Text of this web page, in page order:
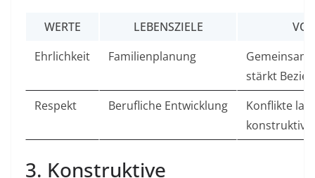
WERTE LEBENSZIELE
Ehrlichkeit
Familienplanung
stärkt
Respekt
Berufliche Entwicklung
Konflikte
konstruktiv
3. Konstruktive